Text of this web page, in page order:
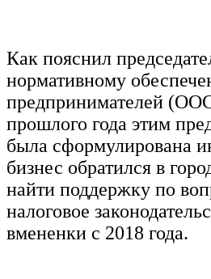
Как пояснил
нормативному
предпринимателей
прошлого года этим
была сформулирована
бизнес обратился в
найти поддержку по
налоговое
вмененки с 2018 года.